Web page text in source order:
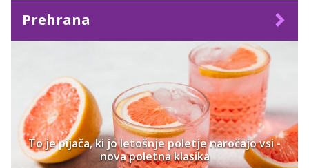
Prehrana
To je pijača, ki jo letošnje poletje naročajo vsi -
nova poletna klasika